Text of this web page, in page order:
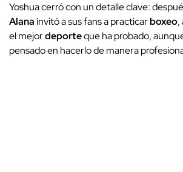
Yoshua cerró con un detalle clave:
Alanainvitó a sus fans a practicarboxeo,
el mejordeporteque ha probado,
pensado en hacerlo de manera